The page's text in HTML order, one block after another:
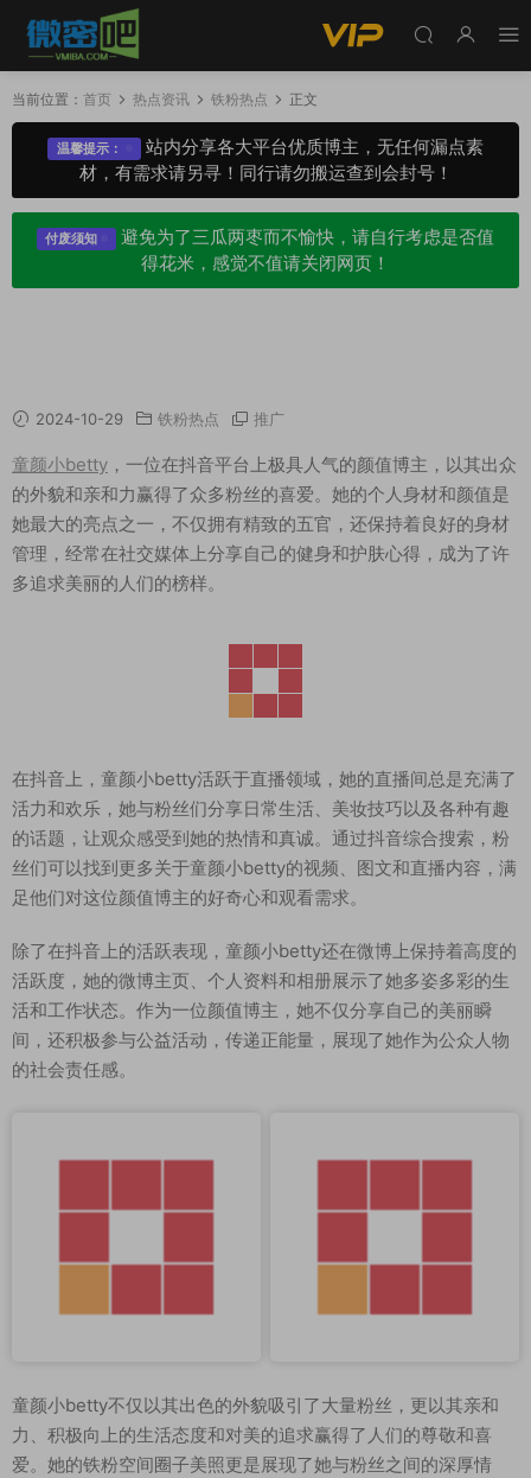
当前位置： 首页 热点资讯 铁粉热点 正文
温馨提示：
站内分享各大平台优质博主，无任何漏点素
材，有需求请另寻！同行请勿搬运查到会封号！
付废须知
避免为了三瓜两枣而不愉快，请自行考虑是否值
得花米，感觉不值请关闭网页！
2024-10-29 铁粉热点 推广
童颜小betty ，一位在抖音平台上极具人气的颜值博主，以其出众
的外貌和亲和力赢得了众多粉丝的喜爱。她的个人身材和颜值是
她最大的亮点之一，不仅拥有精致的五官，还保持着良好的身材
管理，经常在社交媒体上分享自己的健身和护肤心得，成为了许
多追求美丽的人们的榜样。
在抖音上，童颜小betty活跃于直播领域，她的直播间总是充满了
活力和欢乐，她与粉丝们分享日常生活、美妆技巧以及各种有趣
的话题，让观众感受到她的热情和真诚。通过抖音综合搜索，粉
丝们可以找到更多关于童颜小betty的视频、图文和直播内容，满
足他们对这位颜值博主的好奇心和观看需求。
除了在抖音上的活跃表现，童颜小betty还在微博上保持着高度的
活跃度，她的微博主页、个人资料和相册展示了她多姿多彩的生
活和工作状态。作为一位颜值博主，她不仅分享自己的美丽瞬
间，还积极参与公益活动，传递正能量，展现了她作为公众人物
的社会责任感。
童颜小betty不仅以其出色的外貌吸引了大量粉丝，更以其亲和
力、积极向上的生活态度和对美的追求赢得了人们的尊敬和喜
爱。她的铁粉空间圈子美照更是展现了她与粉丝之间的深厚情